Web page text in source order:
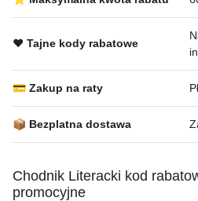
❤️ Tajne kody rabatowe
💳 Zakup na raty
📦 Bezplatna dostawa
Chodnik Literacki kod
promocyjne